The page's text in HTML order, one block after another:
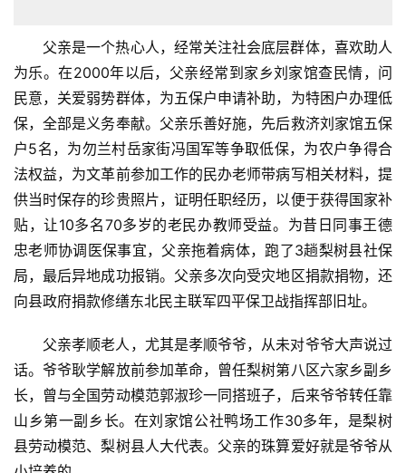
父亲是一个热心人，经常关注社会底层群体，喜欢助人
为乐。在2000年以后，父亲经常到家乡刘家馆查民情，问
民意，关爱弱势群体，为五保户申请补助，为特困户办理低
保，全部是义务奉献。父亲乐善好施，先后救济刘家馆五保
户5名，为勿兰村岳家街冯国军等争取低保，为农户争得合
法权益，为文革前参加工作的民办老师带病写相关材料，提
供当时保存的珍贵照片，证明任职经历，以便于获得国家补
贴，让10多名70多岁的老民办教师受益。为昔日同事王德
忠老师协调医保事宜，父亲拖着病体，跑了3趟梨树县社保
局，最后异地成功报销。父亲多次向受灾地区捐款捐物，还
向县政府捐款修缮东北民主联军四平保卫战指挥部旧址。
父亲孝顺老人，尤其是孝顺爷爷，从未对爷爷大声说过
话。爷爷耿学解放前参加革命，曾任梨树第八区六家乡副乡
长，曾与全国劳动模范郭淑珍一同搭班子，后来爷爷转任靠
山乡第一副乡长。在刘家馆公社鸭场工作30多年，是梨树
县劳动模范、梨树县人大代表。父亲的珠算爱好就是爷爷从